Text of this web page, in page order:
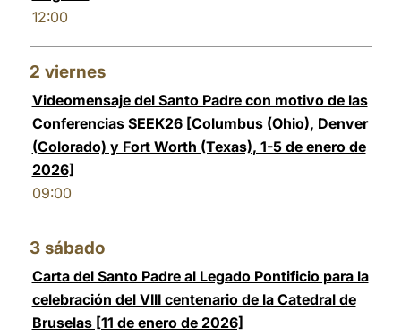
12:00
2 viernes
Videomensaje del Santo Padre con motivo de las
Conferencias SEEK26 [Columbus (Ohio), Denver
(Colorado) y Fort Worth (Texas), 1-5 de enero de
2026]
09:00
3 sábado
Carta del Santo Padre al Legado Pontificio para la
celebración del VIII centenario de la Catedral de
Bruselas [11 de enero de 2026]